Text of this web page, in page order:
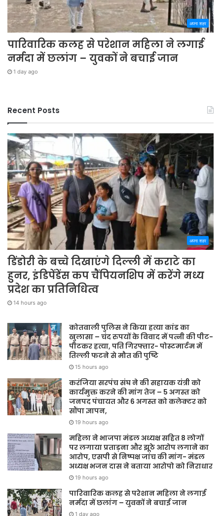
अपना शहर
पारिवारिक कलह से परेशान महिला ने लगाई
नर्मदा में छलांग – युवकों ने बचाई जान
1 day ago
Recent Posts
अपना शहर
डिंडोरी के बच्चे दिखाएंगे दिल्ली में कराटे का
हुनर, इंडिपेंडेंस कप चैंपियनशिप में करेंगे मध्य
प्रदेश का प्रतिनिधित्व
14 hours ago
कोतवाली पुलिस ने किया हत्या कांड का
खुलासा – चंद रुपयों के विवाद में पत्नी की पीट-
पीटकर हत्या, पति गिरफ्तार- पोस्टमार्टम में
तिल्ली फटने से मौत की पुष्टि
15 hours ago
करंजिया सरपंच संघ ने की सहायक यंत्री को
कार्यमुक्त करने की मांग तेज – 5 अगस्त को
जनपद पंचायत और 6 अगस्त को कलेक्टर को
सौंपा ज्ञापन,
19 hours ago
महिला ने भाजपा मंडल अध्यक्ष सहित 8 लोगों
पर लगाया प्रताड़ना और झूठे आरोप लगाने का
आरोप, एसपी से निष्पक्ष जांच की मांग- मंडल
अध्यक्ष भजन दास ने बताया आरोपो को निराधार
19 hours ago
पारिवारिक कलह से परेशान महिला ने लगाई
नर्मदा में छलांग – युवकों ने बचाई जान
1 day ago